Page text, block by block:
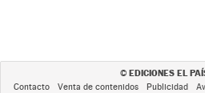
© EDICIONES EL
Contacto Venta de contenidos Publicidad